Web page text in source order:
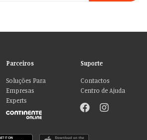
Parceiros
Soluções Para
Empresas
Experts
Suporte
Contactos
Centro de Ajuda